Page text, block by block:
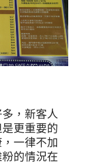
多，新客人
更重要的
一律不加
的情況在